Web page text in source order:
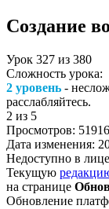
Создание
Урок 327 из 380
Сложность урока:
2 уровень -
расслабляйтесь.
2 из 5
Просмотров: 51916
Дата изменения:
Недоступно в
Текущую
на странице
Обновление